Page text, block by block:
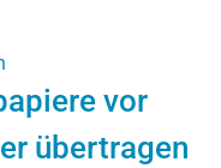
vor
übertragen